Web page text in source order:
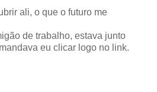
ali, o que o futuro me
de trabalho, estava junto
eu clicar logo no link.